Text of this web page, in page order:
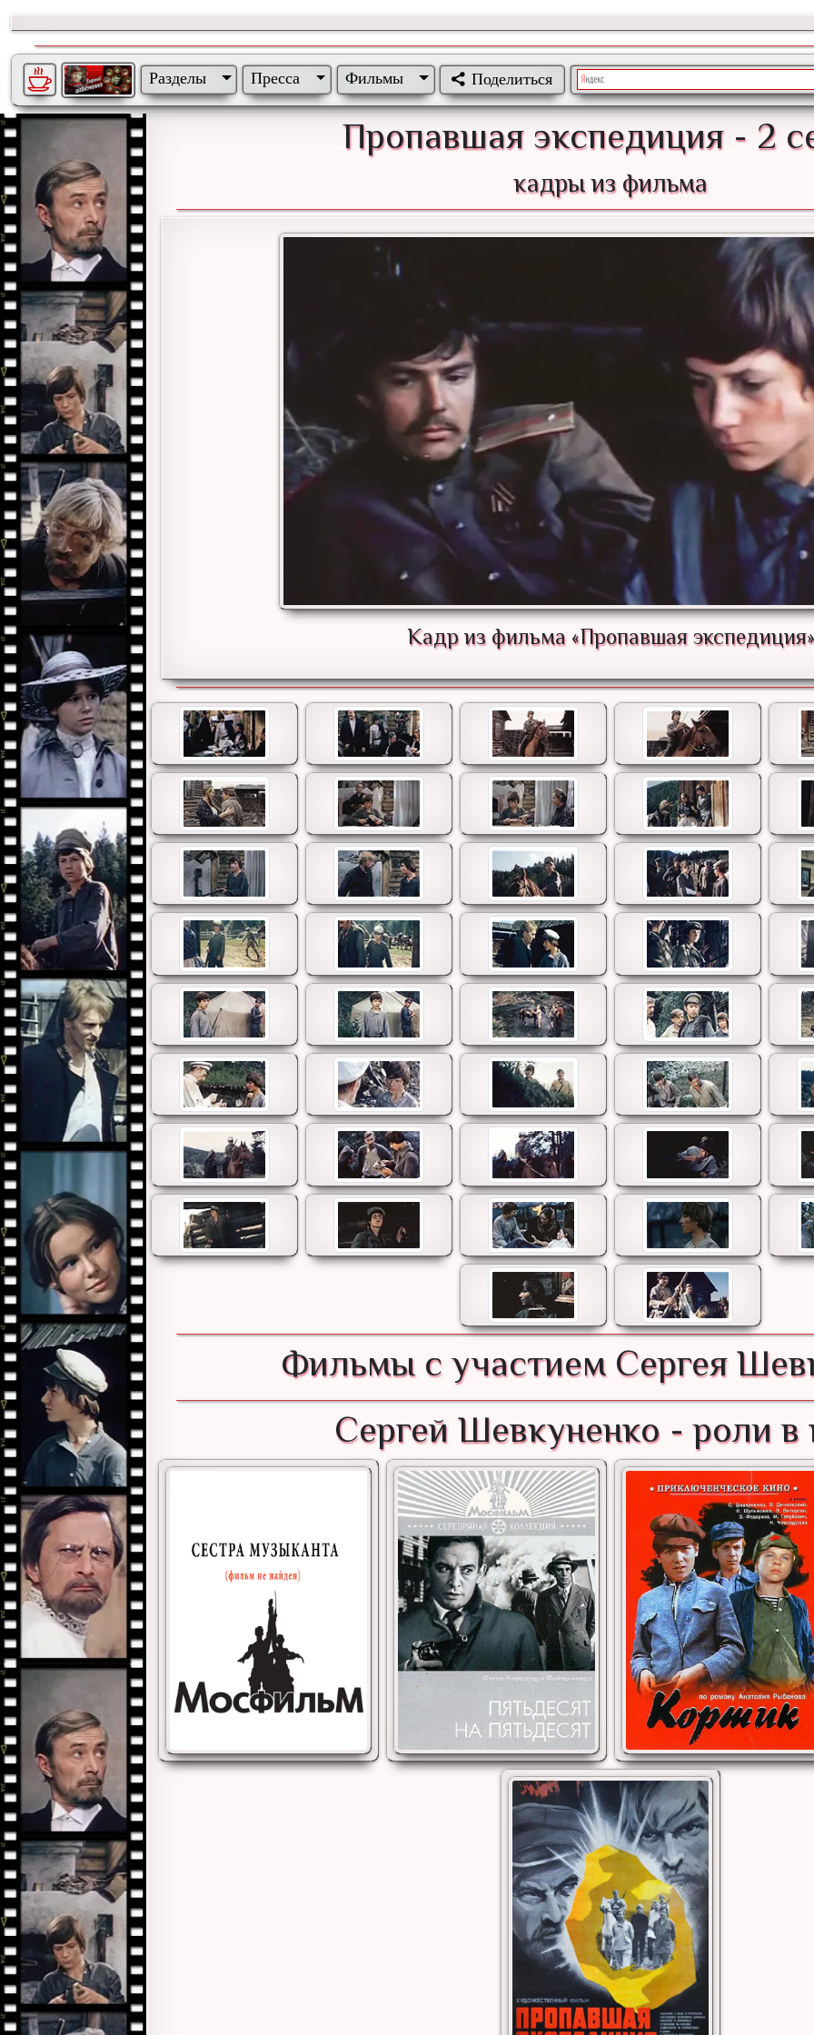
Разделы Пресса Фильмы Поделиться
Пропавшая экспедиция - 2
кадры из фильма
Кадр из фильма «Пропавшая экспедиция»
Фильмы с участием Сергея
Сергей Шевкуненко - роли в